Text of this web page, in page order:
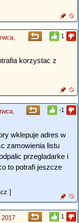
1
korzystac z
-1
wklepuje adres w
zamowienia listu
przegladarke i
to potrafi jeszcze
]
1